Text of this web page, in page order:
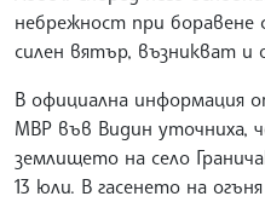
небрежност при
силен вятър, възникват и
В официална информация
МВР във Видин уточниха,
землището на село
13 юли. В гасенето на